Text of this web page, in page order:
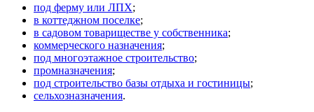
под ферму или ЛПХ;
в коттеджном поселке;
в садовом товариществе у собственника;
коммерческого назначения;
под многоэтажное строительство;
промназначения;
под строительство базы отдыха и гостиницы;
сельхозназначения.